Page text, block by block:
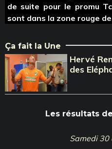
de suite pour le promu
sont dans la zone rouge
Ça fait la Une
Hervé
des
Les résultats
Samedi